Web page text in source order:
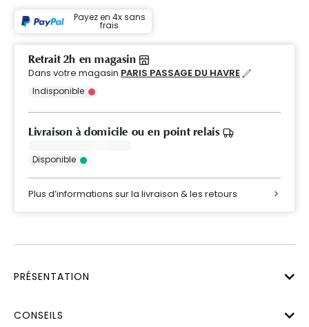
Payez en 4x sans
frais
Retrait 2h en magasin
Dans votre magasin PARIS PASSAGE DU HAVRE
Indisponible
Livraison à domicile ou en point relais
Disponible
Plus d’informations sur la livraison & les retours
PRÉSENTATION
CONSEILS